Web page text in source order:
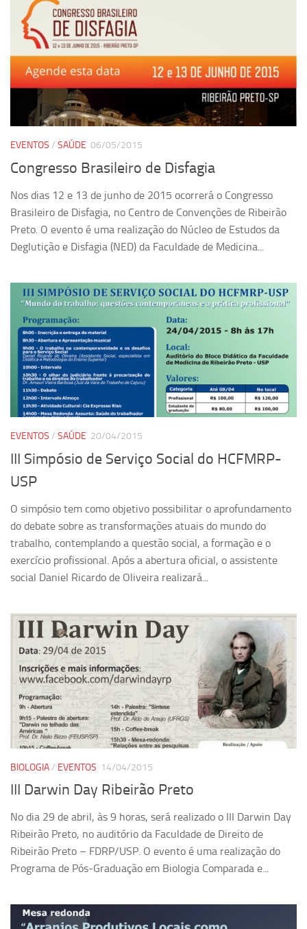
EVENTOS / SAÚDE 06/05/2015
Congresso Brasileiro de Disfagia
Nos dias 12 e 13 de junho de 2015 ocorrerá o Congresso
Brasileiro de Disfagia, no Centro de Convenções de Ribeirão
Preto. O evento é uma realização do Núcleo de Estudos da
Deglutição e Disfagia (NED) da Faculdade de Medicina...
EVENTOS / SAÚDE 20/04/2015
III Simpósio de Serviço Social do HCFMRP-
USP
O simpósio tem como objetivo possibilitar o aprofundamento
do debate sobre as transformações atuais do mundo do
trabalho, contemplando a questão social, a formação e o
exercício profissional. Após a abertura oficial, o assistente
social Daniel Ricardo de Oliveira realizará...
BIOLOGIA/ EVENTOS 14/04/2015
III Darwin Day Ribeirão Preto
No dia 29 de abril, às 9 horas, será realizado o III Darwin Day
Ribeirão Preto, no auditório da Faculdade de Direito de
Ribeirão Preto – FDRP/USP. O evento é uma realização do
Programa de Pós-Graduação em Biologia Comparada e...